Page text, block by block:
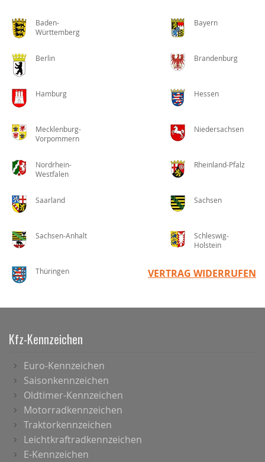
Baden-
Württemberg
Bayern
Berlin Brandenburg
Hamburg Hessen
Mecklenburg-
Vorpommern
Niedersachsen
Nordrhein-
Westfalen
Rheinland-Pfalz
Saarland Sachsen
Sachsen-Anhalt
Schleswig-
Holstein
Thüringen VERTRAG WIDERRUFEN
Kfz-Kennzeichen
Euro-Kennzeichen
Saisonkennzeichen
Oldtimer-Kennzeichen
Motorradkennzeichen
Traktorkennzeichen
Leichtkraftradkennzeichen
E-Kennzeichen